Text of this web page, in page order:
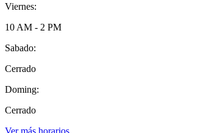
Viernes:
10 AM - 2 PM
Sabado:
Cerrado
Doming:
Cerrado
Ver más horarios